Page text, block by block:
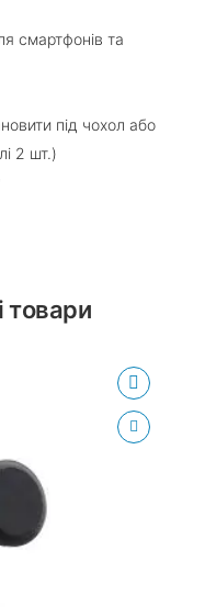
смартфонів та
під чохол або
2 шт.)
товари